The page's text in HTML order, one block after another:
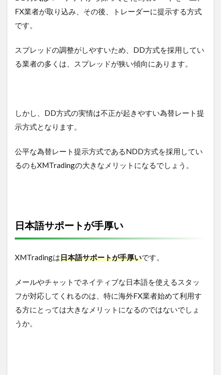
FX業者が取り込み、その後、トレーダーに提示する方式
です。
スプレッドの調整がしやすいため、DD方式を採用してい
る業者の多くは、スプレッドが狭い傾向にあります。
しかし、DD方式の実情は不正が起きやすい為替レート提
示方式となります。
公平な為替レート提示方式であるNDD方式を採用してい
るのもXMTradingの大きなメリットになるでしょう。
日本語サポートが手厚い
XMTradingは日本語サポートが手厚いです。
メールやチャットでネイティブな日本語を使えるスタッ
フが対応してくれるのは、特に海外FX業者始めて利用す
る方にとっては大きなメリットになるのではないでしょ
うか。